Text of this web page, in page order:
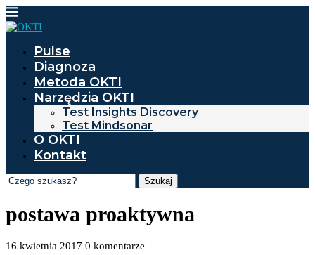
Pulse
Diagnoza
Metoda OKTI
Narzędzia OKTI
Test Insights Discovery
Test Mindsonar
O OKTI
Kontakt
Szukaj
postawa proaktywna
16 kwietnia 2017 0 komentarze